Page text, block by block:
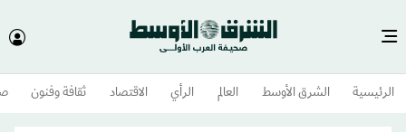
الرئيسية الشرق الأوسط​ العالم الرأي الاقتصاد ثقافة وفنون